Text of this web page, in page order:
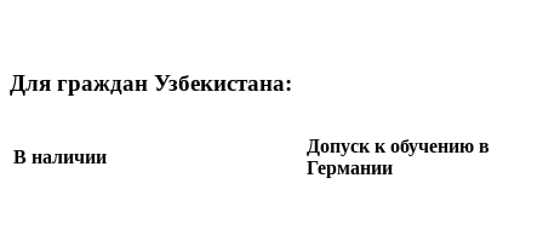
Для граждан Узбекистана:
В наличии
Допуск к обучению в
Германии